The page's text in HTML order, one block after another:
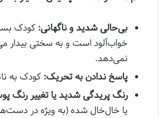
بی‌حالی شدید و ناگهانی: کودک
خواب‌آلود است و به سختی بیدار
نمی‌دهد.
پاسخ ندادن به تحریک: کودک به
رنگ پریدگی شدید یا تغییر رنگ
یا خال‌خال شده (به ویژه در دست‌ها